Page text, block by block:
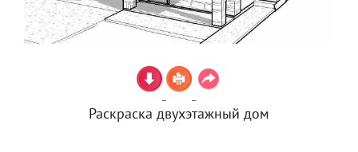
Раскраска двухэтажный дом